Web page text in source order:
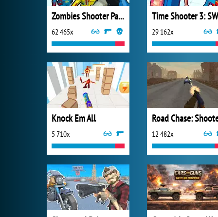
Zombies Shooter Part 1
62 465x 29 162x
Knock Em All
5 710x 12 482x